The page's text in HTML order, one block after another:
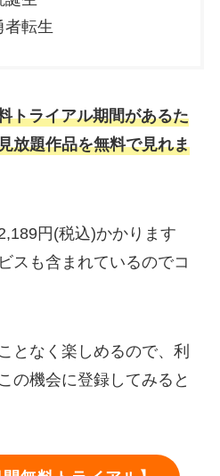
者転生
トライアル期間があるた
放題作品を無料で見れま
円(税込)かかります
スも含まれているのでコ
となく楽しめるので、利
の機会に登録してみると